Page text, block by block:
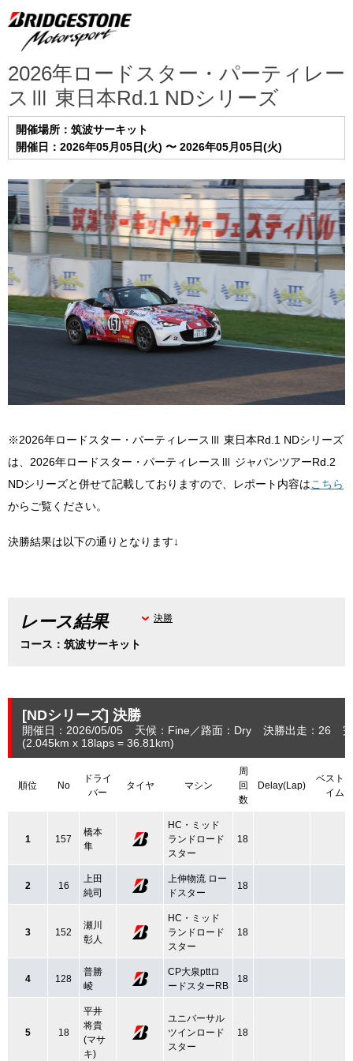
2026年ロードスター・パーティレー
スⅢ 東日本Rd.1 NDシリーズ
開催場所：筑波サーキット
開催日：2026年05月05日(火) 〜 2026年05月05日(火)
※2026年ロードスター・パーティレースⅢ 東日本Rd.1 NDシリーズ
は、2026年ロードスター・パーティレースⅢ ジャパンツアーRd.2
NDシリーズと併せて記載しておりますので、レポート内容はこちら
からご覧ください。
決勝結果は以下の通りとなります↓
レース結果
コース：筑波サーキット
決勝
[NDシリーズ] 決勝
開催日：2026/05/05 天候：Fine 路面：Dry 決勝出走：26
(2.045km x 18laps = 36.81 km)
順位 No
ドライ
バー
タイヤ マシン
周
回
数
Delay(Lap)
ベストタ
イム
1 157
橋本
隼
HC・ミッド
ランドロード
スター
18
2 16
上田
純司
上伸物流 ロー
ドスター
18
3 152
瀬川
彰人
HC・ミッド
ランドロード
スター
18
4 128
普勝
崚
CP大泉pttロ
ードスターRB
18
5 18
平井
将貴
(マサ
キ)
ユニバーサル
ツインロード
スター
18